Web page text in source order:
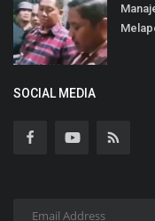
SOCIAL MEDIA